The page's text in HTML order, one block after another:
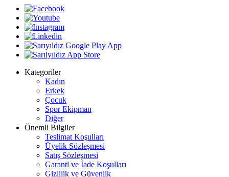
Kategoriler
Kadın
Erkek
Çocuk
Spor Ekipman
Diğer
Önemli Bilgiler
Teslimat Koşulları
Üyelik Sözleşmesi
Satış Sözleşmesi
Garanti ve İade Koşulları
Gizlilik ve Güvenlik